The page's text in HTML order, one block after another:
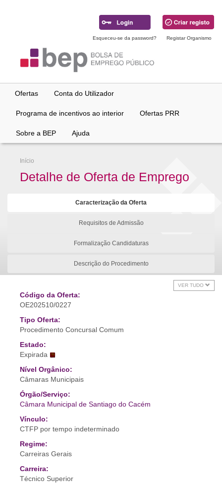
Esqueceu-se da password? Registar Organismo
Ofertas Conta do Utilizador
Programa de incentivos ao interior Ofertas PRR
Sobre a BEP Ajuda
Início
Detalhe de Oferta de Emprego
Caracterização da Oferta
Requisitos de Admissão
Formalização Candidaturas
Descrição do Procedimento
VER TUDO
Código da Oferta:
OE202510/0227
Tipo Oferta:
Procedimento Concursal Comum
Estado:
Expirada
Nível Orgânico:
Câmaras Municipais
Órgão/Serviço:
Câmara Municipal de Santiago do Cacém
Vínculo:
CTFP por tempo indeterminado
Regime:
Carreiras Gerais
Carreira:
Técnico Superior